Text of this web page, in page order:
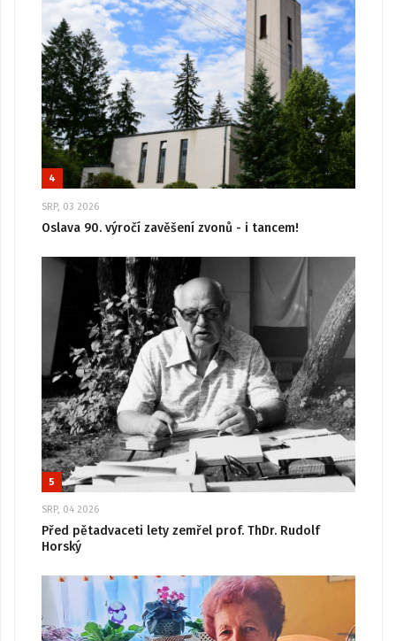
4
SRP, 03 2026
Oslava 90. výročí zavěšení zvonů - i tancem!
5
SRP, 04 2026
Před pětadvaceti lety zemřel prof. ThDr. Rudolf
Horský